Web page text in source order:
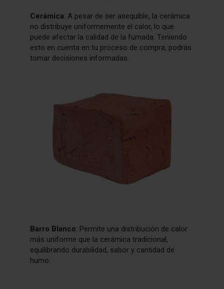
Cerámica: A pesar de ser asequible, la cerámica
no distribuye uniformemente el calor, lo que
puede afectar la calidad de la fumada. Teniendo
esto en cuenta en tu proceso de compra, podrás
tomar decisiones informadas.
Barro Blanco: Permite una distribución de calor
más uniforme que la cerámica tradicional,
equilibrando durabilidad, sabor y cantidad de
humo.